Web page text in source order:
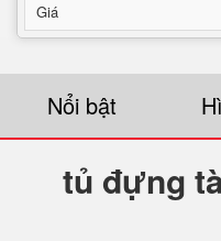
Giá
Nổi bật
tủ đựng